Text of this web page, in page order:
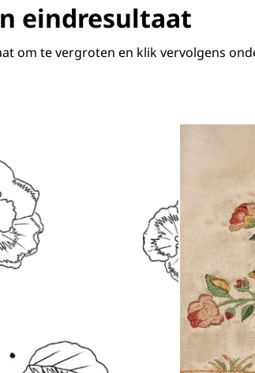
eindresultaat
om te vergroten en klik vervolgens
Open de galerij